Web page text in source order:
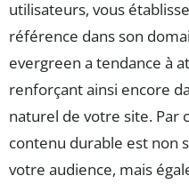
utilisateurs, vous
référence dans son
evergreen a tendance à
renforçant ainsi encore
naturel de votre site. Par
contenu durable est non
votre audience, mais